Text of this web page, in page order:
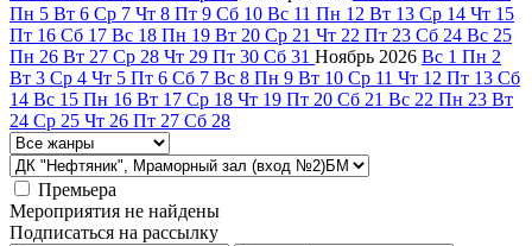
Пн 5 Вт 6 Ср 7 Чт 8 Пт 9 Сб 10 Вс 11 Пн 12 Вт 13 Ср 14 Чт 15
Пт 16 Сб 17 Вс 18 Пн 19 Вт 20 Ср 21 Чт 22 Пт 23 Сб 24 Вс 25
Пн 26 Вт 27 Ср 28 Чт 29 Пт 30 Сб 31 Ноябрь 2026 Вс 1 Пн 2
Вт 3 Ср 4 Чт 5 Пт 6 Сб 7 Вс 8 Пн 9 Вт 10 Ср 11 Чт 12 Пт 13 Сб
14 Вс 15 Пн 16 Вт 17 Ср 18 Чт 19 Пт 20 Сб 21 Вс 22 Пн 23 Вт
24 Ср 25 Чт 26 Пт 27 Сб 28
Премьера
Мероприятия не найдены
Подписаться на рассылку